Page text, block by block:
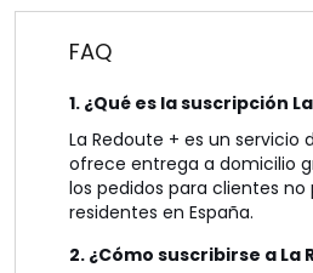
FAQ
1. ¿Qué es la suscripción
La Redoute + es un servicio
ofrece entrega a domicilio
los pedidos para clientes no
residentes en España.
2. ¿Cómo suscribirse a La